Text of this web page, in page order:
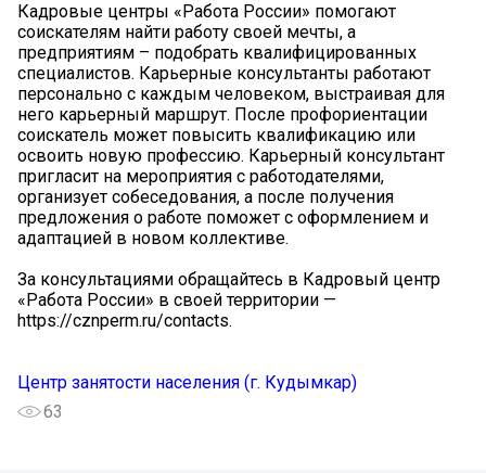
Кадровые центры «Работа России» помогают
соискателям найти работу своей мечты, а
предприятиям – подобрать квалифицированных
специалистов. Карьерные консультанты работают
персонально с каждым человеком, выстраивая для
него карьерный маршрут. После профориентации
соискатель может повысить квалификацию или
освоить новую профессию. Карьерный консультант
пригласит на мероприятия с работодателями,
организует собеседования, а после получения
предложения о работе поможет с оформлением и
адаптацией в новом коллективе.
За консультациями обращайтесь в Кадровый центр
«Работа России» в своей территории —
https://cznperm.ru/contacts.
Центр занятости населения (г. Кудымкар)
63